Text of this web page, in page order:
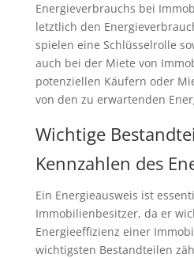
Energieverbrauchs bei
letztlich den
spielen eine Schlüsselrolle
auch bei der Miete von
potenziellen Käufern oder
von den zu erwartenden
Wichtige
Kennzahlen des
Ein Energieausweis ist
Immobilienbesitzer, da er
Energieeffizienz einer
wichtigsten Bestandteilen